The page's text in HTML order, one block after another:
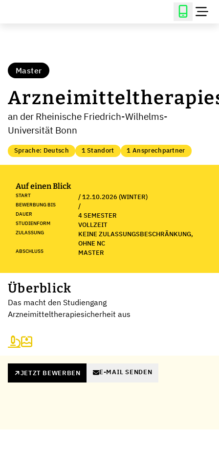
Master
an der Rheinische Friedrich-Wilhelms-
Universität Bonn
Sprache: Deutsch 1 Standort 1 Ansprechpartner
Auf einen Blick
START / 12.10.2026 (WINTER)
BEWERBUNG BIS /
DAUER 4 SEMESTER
STUDIENFORM VOLLZEIT
ZULASSUNG
KEINE ZULASSUNGSBESCHRÄNKUNG,
OHNE NC
ABSCHLUSS MASTER
Überblick
Das macht den Studiengang
Arzneimitteltherapiesicherheit aus
JETZT BEWERBEN E-MAIL SENDEN